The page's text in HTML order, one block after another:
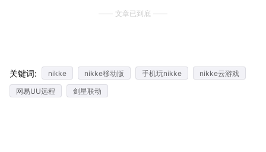
文章已到底
关键词: nikke nikke移动版 手机玩nikke
nikke云游戏
网易UU远程
剑星联动